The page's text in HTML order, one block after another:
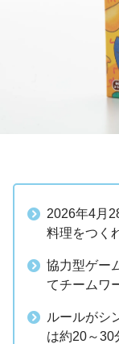
2026年4月
料理をつく
協力型ゲー
てチームワ
ルールがシ
は約20～30